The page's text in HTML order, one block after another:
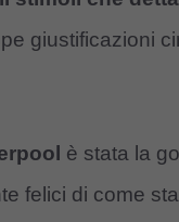
giustificazioni
è stata la
felici di come